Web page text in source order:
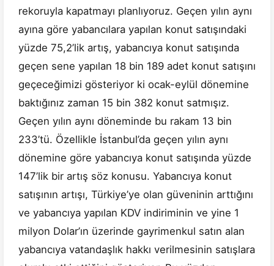
rekoruyla kapatmayı planlıyoruz. Geçen yılın aynı
ayına göre yabancılara yapılan konut satışındaki
yüzde 75,2’lik artış, yabancıya konut satışında
geçen sene yapılan 18 bin 189 adet konut satışını
geçeceğimizi gösteriyor ki ocak-eylül dönemine
baktığınız zaman 15 bin 382 konut satmışız.
Geçen yılın aynı döneminde bu rakam 13 bin
233’tü. Özellikle İstanbul’da geçen yılın aynı
dönemine göre yabancıya konut satışında yüzde
147’lik bir artış söz konusu. Yabancıya konut
satışının artışı, Türkiye’ye olan güveninin arttığını
ve yabancıya yapılan KDV indiriminin ve yine 1
milyon Dolar’ın üzerinde gayrimenkul satın alan
yabancıya vatandaşlık hakkı verilmesinin satışlara